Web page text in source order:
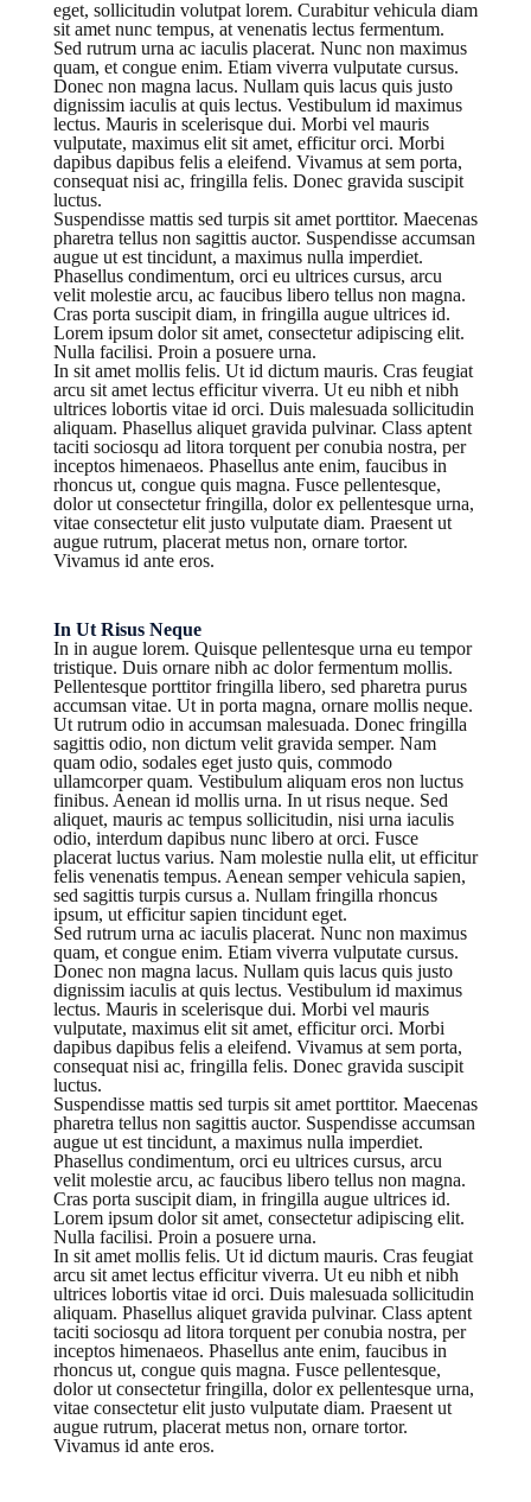
eget, sollicitudin volutpat lorem. Curabitur vehicula diam
sit amet nunc tempus, at venenatis lectus fermentum.
Sed rutrum urna ac iaculis placerat. Nunc non maximus
quam, et congue enim. Etiam viverra vulputate cursus.
Donec non magna lacus. Nullam quis lacus quis justo
dignissim iaculis at quis lectus. Vestibulum id maximus
lectus. Mauris in scelerisque dui. Morbi vel mauris
vulputate, maximus elit sit amet, efficitur orci. Morbi
dapibus dapibus felis a eleifend. Vivamus at sem porta,
consequat nisi ac, fringilla felis. Donec gravida suscipit
luctus.
Suspendisse mattis sed turpis sit amet porttitor. Maecenas
pharetra tellus non sagittis auctor. Suspendisse accumsan
augue ut est tincidunt, a maximus nulla imperdiet.
Phasellus condimentum, orci eu ultrices cursus, arcu
velit molestie arcu, ac faucibus libero tellus non magna.
Cras porta suscipit diam, in fringilla augue ultrices id.
Lorem ipsum dolor sit amet, consectetur adipiscing elit.
Nulla facilisi. Proin a posuere urna.
In sit amet mollis felis. Ut id dictum mauris. Cras feugiat
arcu sit amet lectus efficitur viverra. Ut eu nibh et nibh
ultrices lobortis vitae id orci. Duis malesuada sollicitudin
aliquam. Phasellus aliquet gravida pulvinar. Class aptent
taciti sociosqu ad litora torquent per conubia nostra, per
inceptos himenaeos. Phasellus ante enim, faucibus in
rhoncus ut, congue quis magna. Fusce pellentesque,
dolor ut consectetur fringilla, dolor ex pellentesque urna,
vitae consectetur elit justo vulputate diam. Praesent ut
augue rutrum, placerat metus non, ornare tortor.
Vivamus id ante eros.
In Ut Risus Neque
In in augue lorem. Quisque pellentesque urna eu tempor
tristique. Duis ornare nibh ac dolor fermentum mollis.
Pellentesque porttitor fringilla libero, sed pharetra purus
accumsan vitae. Ut in porta magna, ornare mollis neque.
Ut rutrum odio in accumsan malesuada. Donec fringilla
sagittis odio, non dictum velit gravida semper. Nam
quam odio, sodales eget justo quis, commodo
ullamcorper quam. Vestibulum aliquam eros non luctus
finibus. Aenean id mollis urna. In ut risus neque. Sed
aliquet, mauris ac tempus sollicitudin, nisi urna iaculis
odio, interdum dapibus nunc libero at orci. Fusce
placerat luctus varius. Nam molestie nulla elit, ut efficitur
felis venenatis tempus. Aenean semper vehicula sapien,
sed sagittis turpis cursus a. Nullam fringilla rhoncus
ipsum, ut efficitur sapien tincidunt eget.
Sed rutrum urna ac iaculis placerat. Nunc non maximus
quam, et congue enim. Etiam viverra vulputate cursus.
Donec non magna lacus. Nullam quis lacus quis justo
dignissim iaculis at quis lectus. Vestibulum id maximus
lectus. Mauris in scelerisque dui. Morbi vel mauris
vulputate, maximus elit sit amet, efficitur orci. Morbi
dapibus dapibus felis a eleifend. Vivamus at sem porta,
consequat nisi ac, fringilla felis. Donec gravida suscipit
luctus.
Suspendisse mattis sed turpis sit amet porttitor. Maecenas
pharetra tellus non sagittis auctor. Suspendisse accumsan
augue ut est tincidunt, a maximus nulla imperdiet.
Phasellus condimentum, orci eu ultrices cursus, arcu
velit molestie arcu, ac faucibus libero tellus non magna.
Cras porta suscipit diam, in fringilla augue ultrices id.
Lorem ipsum dolor sit amet, consectetur adipiscing elit.
Nulla facilisi. Proin a posuere urna.
In sit amet mollis felis. Ut id dictum mauris. Cras feugiat
arcu sit amet lectus efficitur viverra. Ut eu nibh et nibh
ultrices lobortis vitae id orci. Duis malesuada sollicitudin
aliquam. Phasellus aliquet gravida pulvinar. Class aptent
taciti sociosqu ad litora torquent per conubia nostra, per
inceptos himenaeos. Phasellus ante enim, faucibus in
rhoncus ut, congue quis magna. Fusce pellentesque,
dolor ut consectetur fringilla, dolor ex pellentesque urna,
vitae consectetur elit justo vulputate diam. Praesent ut
augue rutrum, placerat metus non, ornare tortor.
Vivamus id ante eros.